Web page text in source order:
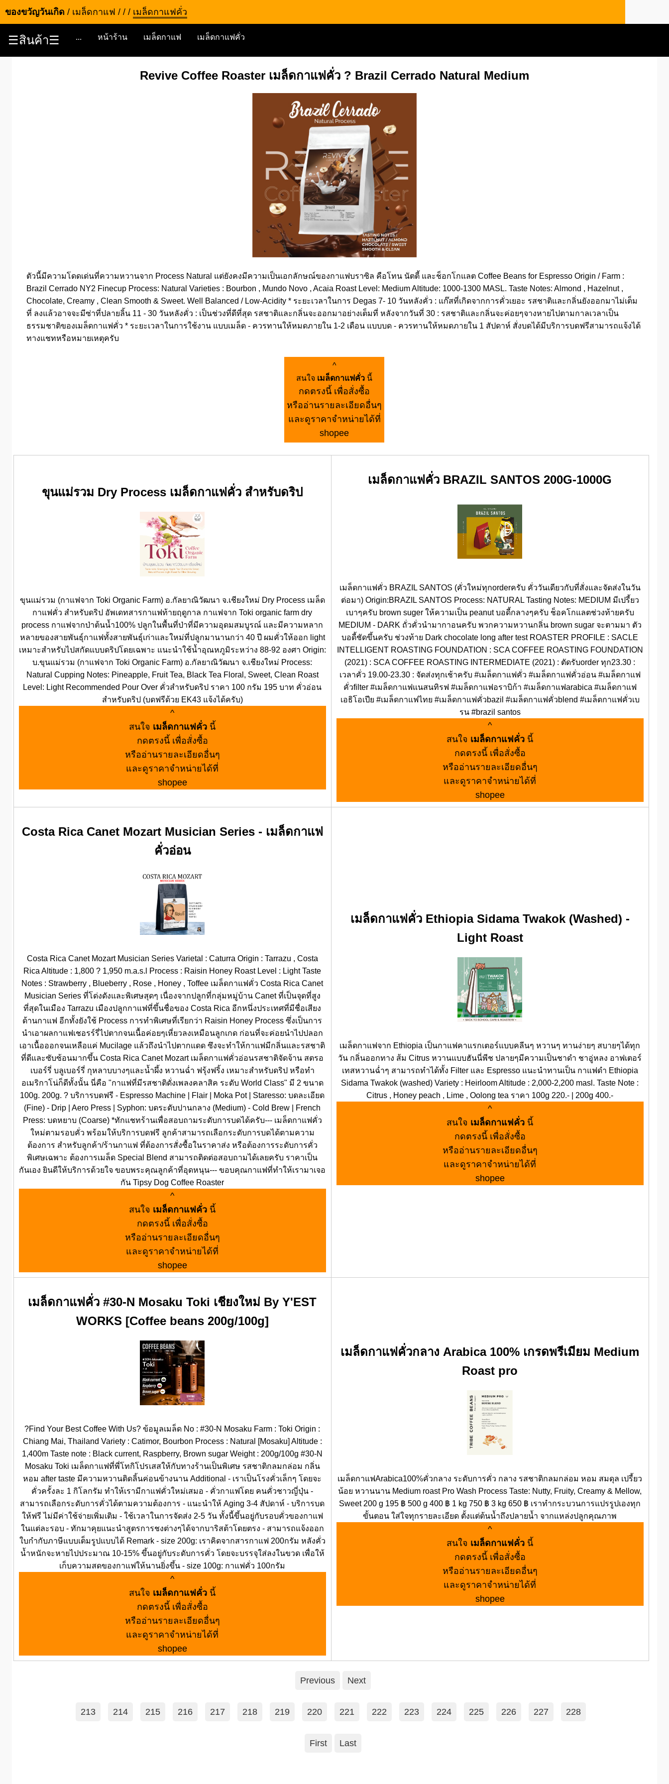
ของขวัญวันเกิด / เมล็ดกาแฟ / / / เมล็ดกาแฟคั่ว
☰สินค้า☰ ... หน้าร้าน เมล็ดกาแฟ เมล็ดกาแฟคั่ว
Revive Coffee Roaster เมล็ดกาแฟคั่ว ? Brazil Cerrado Natural Medium
ตัวนี้มีความโดดเด่นที่ความหวานจาก Process Natural แต่ยังคงมีความเป็นเอกลักษณ์ของกาแฟบราซิล คือโทน นัตตี้ และช็อกโกแลต Coffee Beans for Espresso Origin / Farm :
Brazil Cerrado NY2 Finecup Process: Natural Varieties : Bourbon , Mundo Novo , Acaia Roast Level: Medium Altitude: 1000-1300 MASL. Taste Notes: Almond , Hazelnut ,
Chocolate, Creamy , Clean Smooth & Sweet. Well Balanced / Low-Acidity * ระยะเวลาในการ Degas 7- 10 วันหลังคั่ว : แก๊สที่เกิดจากการคั่วเยอะ รสชาติและกลิ่นยังออกมาไม่เต็ม
ที่ ลงแล้วอาจจะมีซ่าที่ปลายลิ้น 11 - 30 วันหลังคั่ว : เป็นช่วงที่ดีที่สุด รสชาติและกลิ่นจะออกมาอย่างเต็มที่ หลังจากวันที่ 30 : รสชาติและกลิ่นจะค่อยๆจางหายไปตามกาลเวลาเป็น
ธรรมชาติของเมล็ดกาแฟคั่ว * ระยะเวลาในการใช้งาน แบบเมล็ด - ควรทานให้หมดภายใน 1-2 เดือน แบบบด - ควรทานให้หมดภายใน 1 สัปดาห์ สั่งบดได้มีบริการบดฟรีสามารถแจ้งได้
ทางแชทหรือหมายเหตุครับ
^
สนใจ เมล็ดกาแฟคั่ว นี้
กดตรงนี้ เพื่อสั่งซื้อ
หรืออ่านรายละเอียดอื่นๆ
และดูราคาจำหน่ายได้ที่
shopee
ขุนแม่รวม Dry Process เมล็ดกาแฟคั่ว สำหรับดริป
ขุนแม่รวม (กาแฟจาก Toki Organic Farm) อ.กัลยาณิวัฒนา จ.เชียงใหม่ Dry Process เมล็ด
กาแฟคั่ว สำหรับดริป อัพเดทสารกาแฟท้ายฤดูกาล กาแฟจาก Toki organic farm dry
process กาแฟจากป่าต้นน้ำ100% ปลูกในพื้นที่ป่าที่มีความอุดมสมบูรณ์ และมีความหลาก
หลายของสายพันธุ์กาแฟทั้งสายพันธุ์เก่าและใหม่ที่ปลูกมานานกว่า 40 ปี ผมคั่วให้ออก light
เหมาะสำหรับไปสกัดแบบดริปโดยเฉพาะ แนะนำใช้น้ำอุณหภูมิระหว่าง 88-92 องศา Origin:
บ.ขุนแม่รวม (กาแฟจาก Toki Organic Farm) อ.กัลยาณิวัฒนา จ.เชียงใหม่ Process:
Natural Cupping Notes: Pineapple, Fruit Tea, Black Tea Floral, Sweet, Clean Roast
Level: Light Recommended Pour Over คั่วสำหรับดริป ราคา 100 กรัม 195 บาท คั่วอ่อน
สำหรับดริป (บดฟรีด้วย EK43 แจ้งได้ครับ)
^
สนใจ เมล็ดกาแฟคั่ว นี้
กดตรงนี้ เพื่อสั่งซื้อ
หรืออ่านรายละเอียดอื่นๆ
และดูราคาจำหน่ายได้ที่
shopee
เมล็ดกาแฟคั่ว BRAZIL SANTOS 200G-1000G
เมล็ดกาแฟคั่ว BRAZIL SANTOS (คั่วใหม่ทุกorderครับ คั่ววันเดียวกับที่สั่งและจัดส่งในวัน
ต่อมา) Origin:BRAZIL SANTOS Process: NATURAL Tasting Notes: MEDIUM มีเปรี้ยว
เบาๆครับ brown suger ให้ความเป็น peanut บอดี้กลางๆครับ ช็อคโกแลตช่วงท้ายครับ
MEDIUM - DARK ถั่วคั่วนำมากาอนครับ พวกความหวานกลิ่น brown sugar จะตามมา ตัว
บอดี้ชัดขึ้นครับ ช่วงท้าย Dark chocolate long after test ROASTER PROFILE : SACLE
INTELLIGENT ROASTING FOUNDATION : SCA COFFEE ROASTING FOUNDATION
(2021) : SCA COFFEE ROASTING INTERMEDIATE (2021) : ตัดรับorder ทุก23.30 :
เวลาคั่ว 19.00-23.30 : จัดส่งทุกเช้าครับ #เมล็ดกาแฟคั่ว #เมล็ดกาแฟคั่วอ่อน #เมล็ดกาแฟ
คั่วfilter #เมล็ดกาแฟแนสนทิรฟ #เมล็ดกาแฟอราบิก้า #เมล็ดกาแฟarabica #เมล็ดกาแฟ
เอธิโอเปีย #เมล็ดกาแฟไทย #เมล็ดกาแฟคั่วbazil #เมล็ดกาแฟคั่วblend #เมล็ดกาแฟคั่วเบ
รน #brazil santos
^
สนใจ เมล็ดกาแฟคั่ว นี้
กดตรงนี้ เพื่อสั่งซื้อ
หรืออ่านรายละเอียดอื่นๆ
และดูราคาจำหน่ายได้ที่
shopee
Costa Rica Canet Mozart Musician Series - เมล็ดกาแฟ
คั่วอ่อน
Costa Rica Canet Mozart Musician Series Varietal : Caturra Origin : Tarrazu , Costa
Rica Altitude : 1,800 ? 1,950 m.a.s.l Process : Raisin Honey Roast Level : Light Taste
Notes : Strawberry , Blueberry , Rose , Honey , Toffee เมล็ดกาแฟคั่ว Costa Rica Canet
Musician Series ที่โด่งดังและพิเศษสุดๆ เนื่องจากปลูกที่กลุ่มหมู่บ้าน Canet ที่เป็นจุดที่สูง
ที่สุดในเมือง Tarrazu เมืองปลูกกาแฟที่ขึ้นชื่อของ Costa Rica อีกหนึ่งประเทศที่มีชื่อเสียง
ด้านกาแฟ อีกทั้งยังใช้ Process การทำพิเศษที่เรียกว่า Raisin Honey Process ซึ่งเป็นการ
นำเอาผลกาแฟเชอรร์รี่ไปตากจนเนื้อค่อยๆเหี่ยวลงเหมือนลูกเกด ก่อนที่จะค่อยนำไปปลอก
เอาเนื้อออกจนเหลือแค่ Mucilage แล้วถึงนำไปตากแดด ซึงจะทำให้กาแฟมีกลิ่นและรสชาติ
ที่ดีและซับซ้อนมากขึ้น Costa Rica Canet Mozart เมล็ดกาแฟคั่วอ่อนรสชาติจัดจ้าน สตรอ
เบอร์รี่ บลูเบอร์รี่ กุหลาบบางๆและน้ำผึ้ง หวานฉ่ำ ฟรุ้งฟริ้ง เหมาะสำหรับดริป หรือทำ
อเมริกาโน่ก็ดีทั้งนั้น นี่คือ "กาแฟที่มีรสชาติดั่งเพลงคลาสิค ระดับ World Class" มี 2 ขนาด
100g. 200g. ? บริการบดฟรี - Espresso Machine | Flair | Moka Pot | Staresso: บดละเอียด
(Fine) - Drip | Aero Press | Syphon: บดระดับปานกลาง (Medium) - Cold Brew | French
Press: บดหยาบ (Coarse) *ทักแชทร้านเพื่อสอบถามระดับการบดได้ครับ--- เมล็ดกาแฟคั่ว
ใหม่ตามรอบคั่ว พร้อมให้บริการบดฟรี ลูกค้าสามารถเลือกระดับการบดได้ตามความ
ต้องการ สำหรับลูกค้า/ร้านกาแฟ ที่ต้องการสั่งซื้อในราคาส่ง หรือต้องการระดับการคั่ว
พิเศษเฉพาะ ต้องการเมล็ด Special Blend สามารถติดต่อสอบถามได้เลยครับ ราคาเป็น
กันเอง ยินดีให้บริการด้วยใจ ขอบพระคุณลูกค้าที่อุดหนุน--- ขอบคุณกาแฟที่ทำให้เรามาเจอ
กัน Tipsy Dog Coffee Roaster
^
สนใจ เมล็ดกาแฟคั่ว นี้
กดตรงนี้ เพื่อสั่งซื้อ
หรืออ่านรายละเอียดอื่นๆ
และดูราคาจำหน่ายได้ที่
shopee
เมล็ดกาแฟคั่ว Ethiopia Sidama Twakok (Washed) -
Light Roast
เมล็ดกาแฟจาก Ethiopia เป็นกาแฟคาแรกเตอร์แบบคลีนๆ หวานๆ ทานง่ายๆ สบายๆได้ทุก
วัน กลิ่นออกทาง ส้ม Citrus หวานแบบฮันนี่พีช ปลายๆมีความเป็นชาดำ ชาอู่หลง อาฟเตอร์
เทสหวานฉ่ำๆ สามารถทำได้ทั้ง Filter และ Espresso แนะนำทานเป็น กาแฟดำ Ethiopia
Sidama Twakok (washed) Variety : Heirloom Altitude : 2,000-2,200 masl. Taste Note :
Citrus , Honey peach , Lime , Oolong tea ราคา 100g 220.- | 200g 400.-
^
สนใจ เมล็ดกาแฟคั่ว นี้
กดตรงนี้ เพื่อสั่งซื้อ
หรืออ่านรายละเอียดอื่นๆ
และดูราคาจำหน่ายได้ที่
shopee
เมล็ดกาแฟคั่ว #30-N Mosaku Toki เชียงใหม่ By Y'EST
WORKS [Coffee beans 200g/100g]
?Find Your Best Coffee With Us? ข้อมูลเมล็ด No : #30-N Mosaku Farm : Toki Origin :
Chiang Mai, Thailand Variety : Catimor, Bourbon Process : Natural [Mosaku] Altitude :
1,400m Taste note : Black current, Raspberry, Brown sugar Weight : 200g/100g #30-N
Mosaku Toki เมล็ดกาแฟที่พี่โทกิโปรเสสให้กับทางร้านเป็นพิเศษ รสชาติกลมกล่อม กลิ่น
หอม after taste มีความหวานติดลิ้นค่อนข้างนาน Additional - เราเป็นโรงคั่วเล็กๆ โดยจะ
คั่วครั้งละ 1 กิโลกรัม ทำให้เรามีกาแฟคั่วใหม่เสมอ - คั่วกาแฟโดย คนคั่วชาวญี่ปุ่น -
สามารถเลือกระดับการคั่วได้ตามความต้องการ - แนะนำให้ Aging 3-4 สัปดาห์ - บริการบด
ให้ฟรี ไม่มีค่าใช้จ่ายเพิ่มเติม - ใช้เวลาในการจัดส่ง 2-5 วัน ทั้งนี้ขึ้นอยู่กับรอบคั่วของกาแฟ
ในแต่ละรอบ - ทักมาคุยแนะนำสูตรการชงต่างๆได้จากบาริสต้าโดยตรง - สามารถแจ้งออก
ใบกำกับภาษีแบบเต็มรูปแบบได้ Remark - size 200g: เราคิดจากสารกาแฟ 200กรัม หลังคั่ว
น้ำหนักจะหายไปประมาณ 10-15% ขึ้นอยู่กับระดับการคั่ว โดยจะบรรจุใส่ลงในขวด เพื่อให้
เก็บความสดของกาแฟให้นานยิ่งขึ้น - size 100g: กาแฟคั่ว 100กรัม
^
สนใจ เมล็ดกาแฟคั่ว นี้
กดตรงนี้ เพื่อสั่งซื้อ
หรืออ่านรายละเอียดอื่นๆ
และดูราคาจำหน่ายได้ที่
shopee
เมล็ดกาแฟคั่วกลาง Arabica 100% เกรดพรีเมียม Medium
Roast pro
เมล็ดกาแฟArabica100%คั่วกลาง ระดับการคั่ว กลาง รสชาติกลมกล่อม หอม สมดุล เปรี้ยว
น้อย หวานนาน Medium roast Pro Wash Process Taste: Nutty, Fruity, Creamy & Mellow,
Sweet 200 g 195 ฿ 500 g 400 ฿ 1 kg 750 ฿ 3 kg 650 ฿ เราทำกระบวนการแปรรูปเองทุก
ขั้นตอน ใส่ใจทุกรายละเอียด ตั้งแต่ต้นน้ำถึงปลายน้ำ จากแหล่งปลูกคุณภาพ
^
สนใจ เมล็ดกาแฟคั่ว นี้
กดตรงนี้ เพื่อสั่งซื้อ
หรืออ่านรายละเอียดอื่นๆ
และดูราคาจำหน่ายได้ที่
shopee
Previous Next
213 214 215 216 217 218 219 220 221 222 223 224 225 226 227 228
First Last